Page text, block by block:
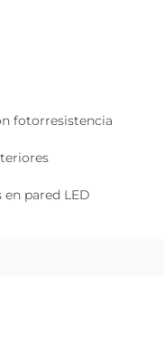
fotorresistencia
pared LED